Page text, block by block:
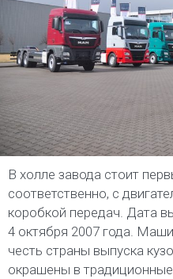
В холле завода стоит
соответственно, с
коробкой передач. Дата
4 октября 2007 года.
честь страны выпуска
окрашены в